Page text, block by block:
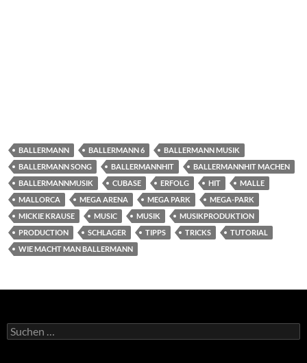
BALLERMANN BALLERMANN 6
BALLERMANN MUSIK
BALLERMANN SONG
BALLERMANNHIT
BALLERMANNHIT MACHEN
BALLERMANNMUSIK
CUBASE ERFOLG HIT
MALLE
MALLORCA
MEGA ARENA MEGA PARK
MEGA-PARK
MICKIE KRAUSE
MUSIC MUSIK
MUSIKPRODUKTION
PRODUCTION
SCHLAGER TIPPS TRICKS
TUTORIAL
WIE MACHT MAN BALLERMANN
Suchen
nach: